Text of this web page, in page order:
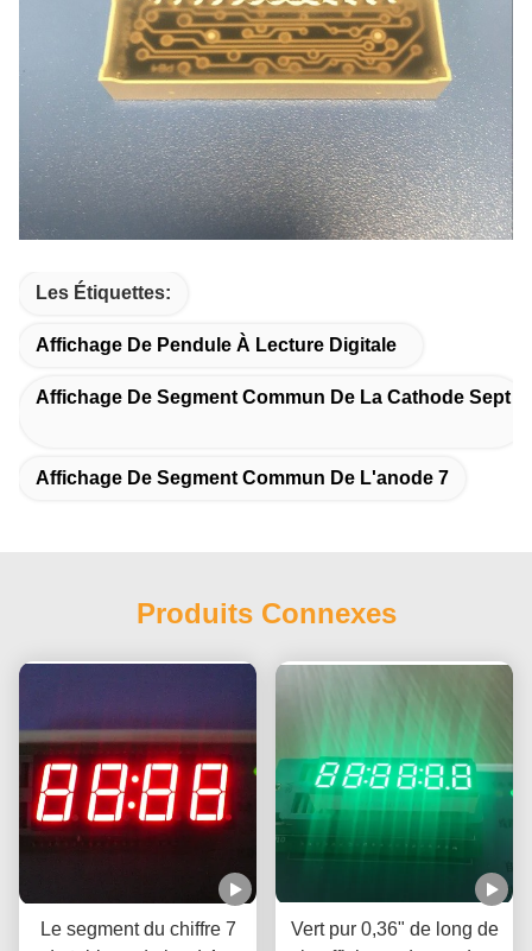
Les Étiquettes:
Affichage De Pendule À Lecture Digitale
Affichage De Segment Commun De La Cathode Sept
Affichage De Segment Commun De L'anode 7
Produits Connexes
Le segment du chiffre 7
Vert pur 0,36" de long de